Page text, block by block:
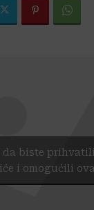
da biste
i omogućili